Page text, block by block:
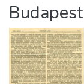
Statistics
About us